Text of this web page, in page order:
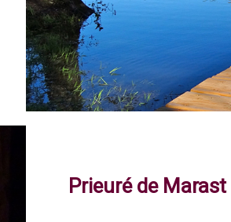
Prieuré de Marast